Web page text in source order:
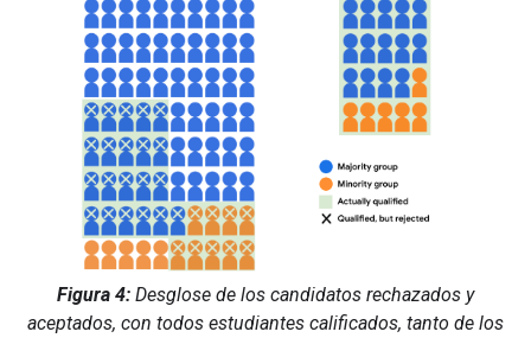
Figura 4: Desglose de los candidatos rechazados y
aceptados, con todos estudiantes calificados, tanto de los